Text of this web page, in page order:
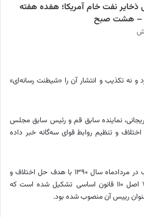
ذخایر نفت خام آمریکا؛ هفده هفته
– هشت صبح
و نه تکذیب و انتشار آن را «شیطنت رسانه‌ای»
نماینده سابق قم و رئیس سابق مجلس
و تنظیم روابط قوای سه‌گانه خبر داده
این هیئت نخستین بار با حکم رهبر انقلاب در مردادماه سال ۱۳۹۰ با هدف حل اختلاف و
تنظیم روابط قوای سه‌گانه در اجرای بند ۷ اصل ۱۱۰ قانون اساسی تشکیل شده است که
رییس آن منصوب شده بود.